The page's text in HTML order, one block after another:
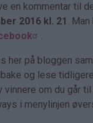
en kommentar til
2016 kl. 21 .
.
her på bloggen
og lese
vinnere om du går
i menylinjen